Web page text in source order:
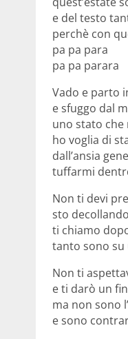
e del testo
perchè con
pa pa para
pa pa parara
Vado e parto
e sfuggo dal
uno stato che
ho voglia di
dall’ansia
tuffarmi
Non ti devi
sto
ti chiamo
tanto sono su
Non ti
e ti darò un
ma non sono
e sono